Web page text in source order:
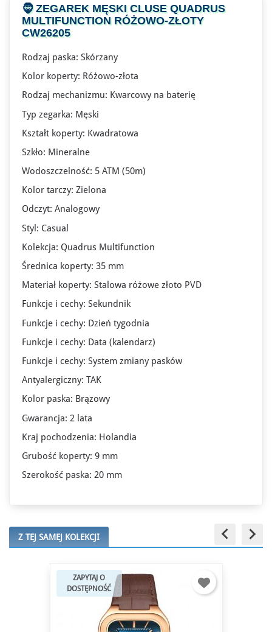
🧔ZEGAREK MĘSKI CLUSEQUADRUS
MULTIFUNCTION RÓŻOWO-ZŁOTY
CW26205
Rodzaj paska: Skórzany
Kolor koperty: Różowo-złota
Rodzaj mechanizmu: Kwarcowy na baterię
Typ zegarka: Męski
Kształt koperty: Kwadratowa
Szkło: Mineralne
Wodoszczelność: 5 ATM (50m)
Kolor tarczy: Zielona
Odczyt: Analogowy
Styl: Casual
Kolekcja: Quadrus Multifunction
Średnica koperty: 35 mm
Materiał koperty: Stalowa różowe złoto PVD
Funkcje i cechy: Sekundnik
Funkcje i cechy: Dzień tygodnia
Funkcje i cechy: Data (kalendarz)
Funkcje i cechy: System zmiany pasków
Antyalergiczny: TAK
Kolor paska: Brązowy
Gwarancja: 2 lata
Kraj pochodzenia: Holandia
Grubość koperty: 9 mm
Szerokość paska: 20 mm
Z TEJ SAMEJ KOLEKCJI keyboard_arrow_left
ZAPYTAJ O
DOSTĘPNOŚĆ
keyboard_arrow_right